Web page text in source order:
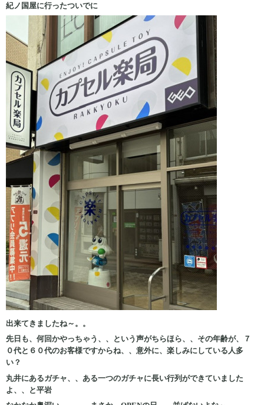
紀ノ国屋に行ったついでに
出来てきましたね～。。
先日も、何回かやっちゃう、、という声がちらほら、、その年齢が、７
０代と６０代のお客様ですからね、、意外に、楽しみにしている人多
い？
丸井にあるガチャ、、ある一つのガチャに長い行列ができていました
よ、、と平岩